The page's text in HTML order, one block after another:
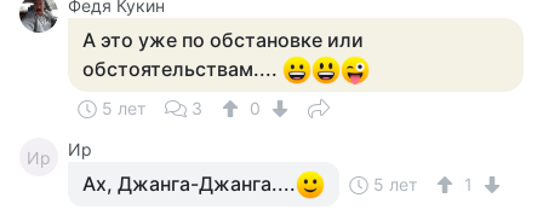
Федя Кукин
А это уже по обстановке или
обстоятельствам....
5 лет 3 0
Ир Ир
Ах, Джанга-Джанга.... 5 лет 1